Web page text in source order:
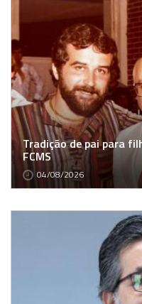
Tradição de pai para
FCMS
04/08/2026